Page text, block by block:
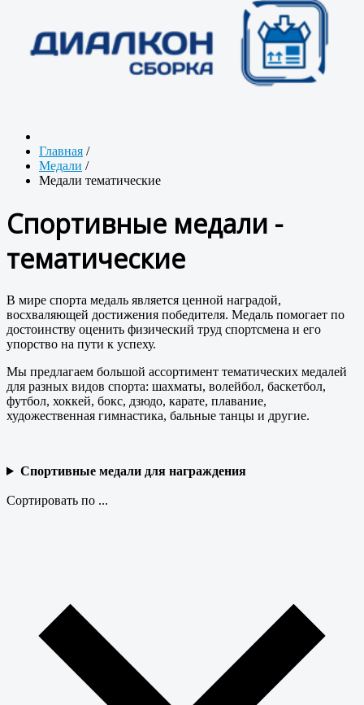
Главная /
Медали /
Медали тематические
Спортивные медали -
тематические
В мире спорта медаль является ценной наградой,
восхваляющей достижения победителя. Медаль помогает по
достоинству оценить физический труд спортсмена и его
упорство на пути к успеху.
Мы предлагаем большой ассортимент тематических медалей
для разных видов спорта: шахматы, волейбол, баскетбол,
футбол, хоккей, бокс, дзюдо, карате, плавание,
художественная гимнастика, бальные танцы и другие.
Спортивные медали для награждения
Сортировать по ...